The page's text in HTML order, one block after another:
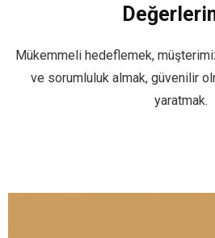
Mükemmeli hedeflemek,
ve sorumluluk almak, güvenilir
yaratmak.